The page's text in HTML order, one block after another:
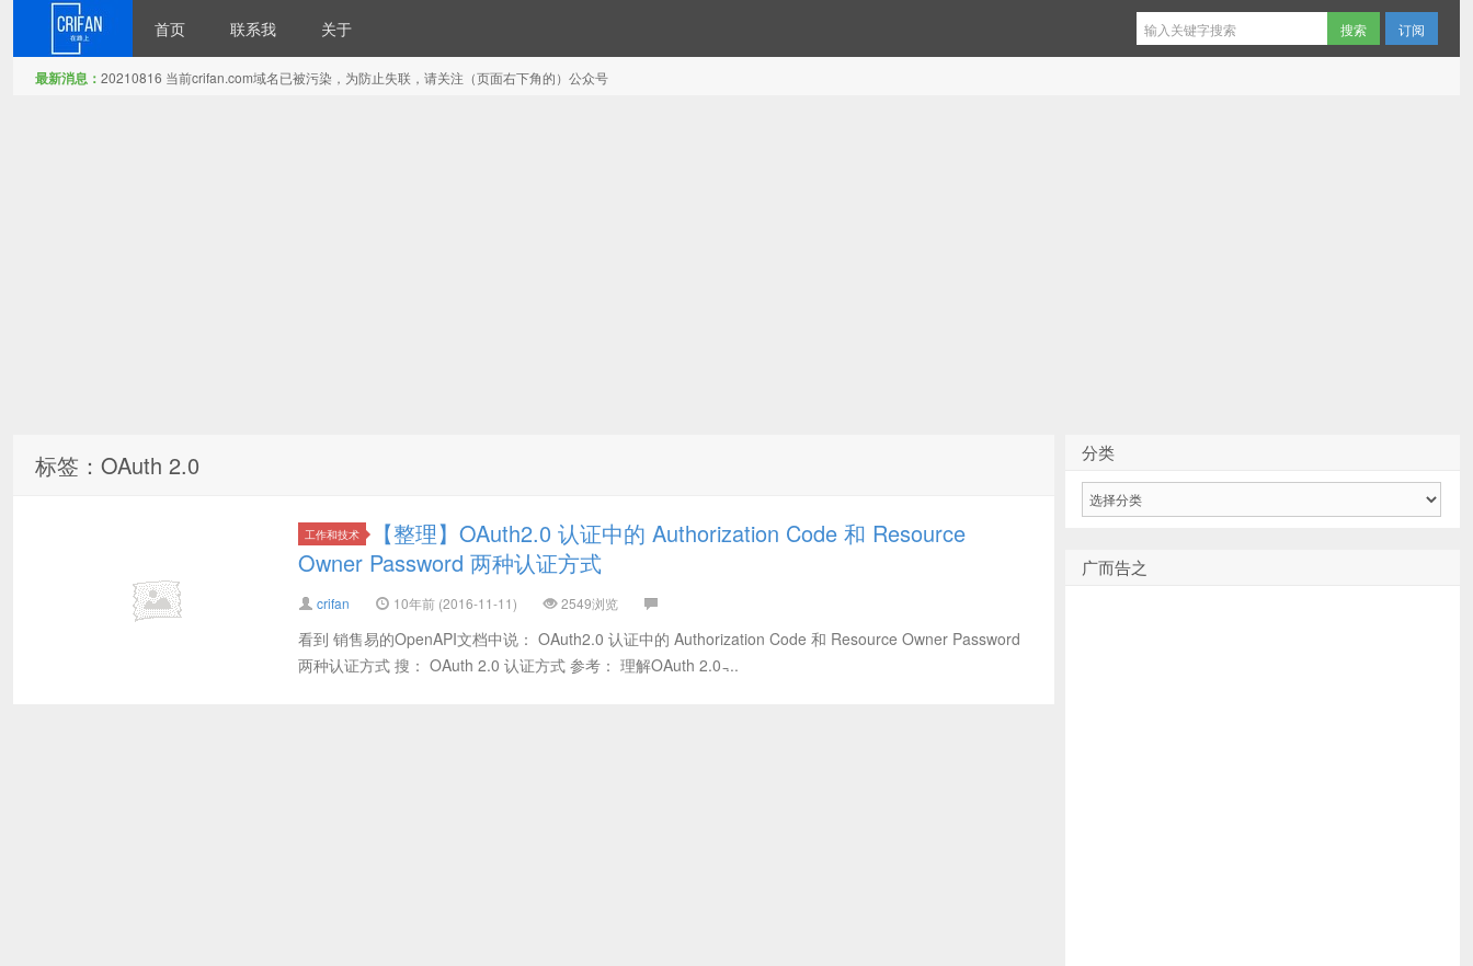
首页 联系我 关于 订阅
最新消息： 20210816 当前crifan.com域名已被污染，为防止失联，请关注（页面右下角的）公众号
标签：OAuth 2.0
工作和技术
【整理】OAuth2.0 认证中的 Authorization Code 和 Resource
Owner Password 两种认证方式
crifan 10年前 (2016-11-11) 2549浏览
看到 销售易的OpenAPI文档中说： OAuth2.0 认证中的 Authorization Code 和 Resource Owner Password
两种认证方式 搜： OAuth 2.0 认证方式 参考： 理解OAuth 2.0 ̵...
分类
广而告之